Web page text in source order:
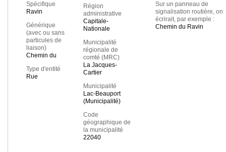
Spécifique
Ravin
Générique
(avec ou sans
particules de
liaison)
Chemin du
Type d'entité
Rue
Région
administrative
Capitale-
Nationale
Municipalité
régionale de
comté (MRC)
La Jacques-
Cartier
Municipalité
Lac-Beauport
(Municipalité)
Code
géographique de
la municipalité
22040
Sur un panneau de
signalisation routière, on
écrirait, par exemple :
Chemin du Ravin